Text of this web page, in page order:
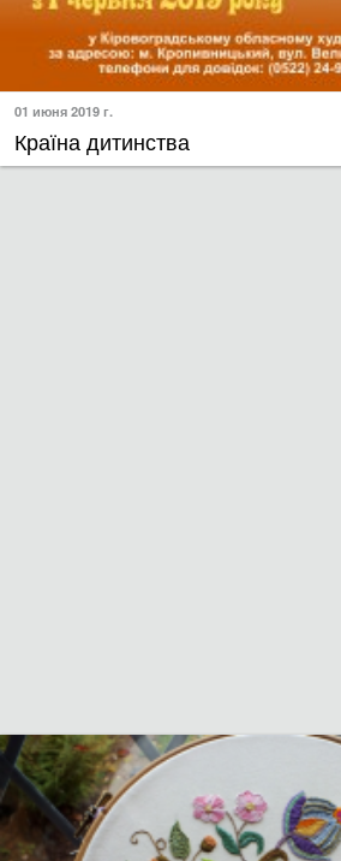
01 июня 2019 г.
Країна дитинства